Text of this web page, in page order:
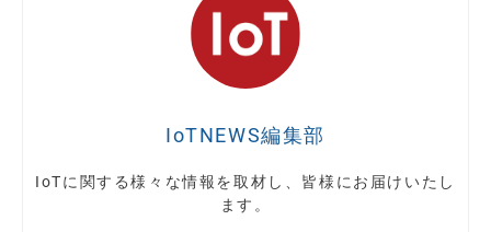
IoTNEWS編集部
IoTに関する様々な情報を取材し、皆様にお届けいたし
ます。